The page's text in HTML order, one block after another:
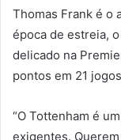
Thomas Frank é o
época de estreia,
delicado na
pontos em 21
“O Tottenham é
exigentes.